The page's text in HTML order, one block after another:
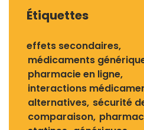
Étiquettes
effets secondaires
médicaments
pharmacie en ligne
interactions
alternatives sécurité
comparaison